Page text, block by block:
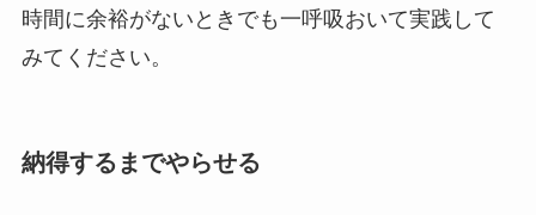
時間に余裕がないときでも一呼吸おいて実践して
みてください。
納得するまでやらせる